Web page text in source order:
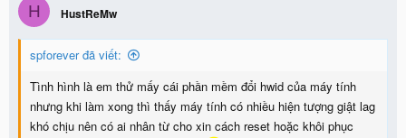
H HustReMw
spforever đã viết:
Tình hình là em thử mấy cái phần mềm đổi hwid của máy tính
nhưng khi làm xong thì thấy máy tính có nhiều hiện tượng giật lag
khó chịu nên có ai nhân từ cho xin cách reset hoặc khôi phục